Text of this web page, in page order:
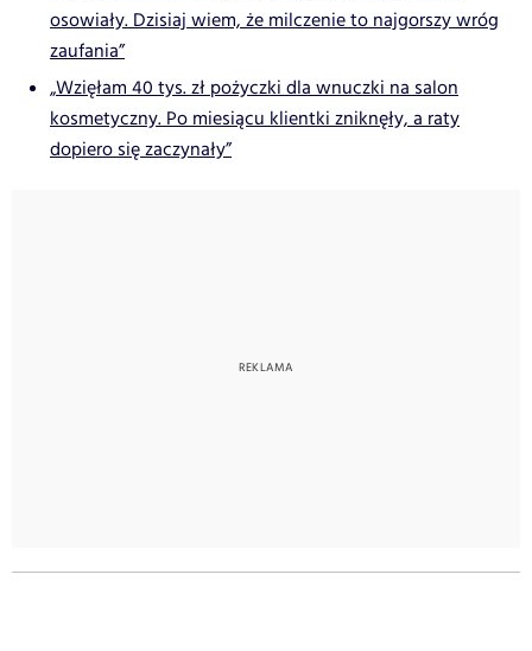
osowiały. Dzisiaj wiem, że milczenie to najgorszy wróg
zaufania”
„Wzięłam 40 tys. zł pożyczki dla wnuczki na salon
kosmetyczny. Po miesiącu klientki zniknęły, a raty
dopiero się zaczynały”